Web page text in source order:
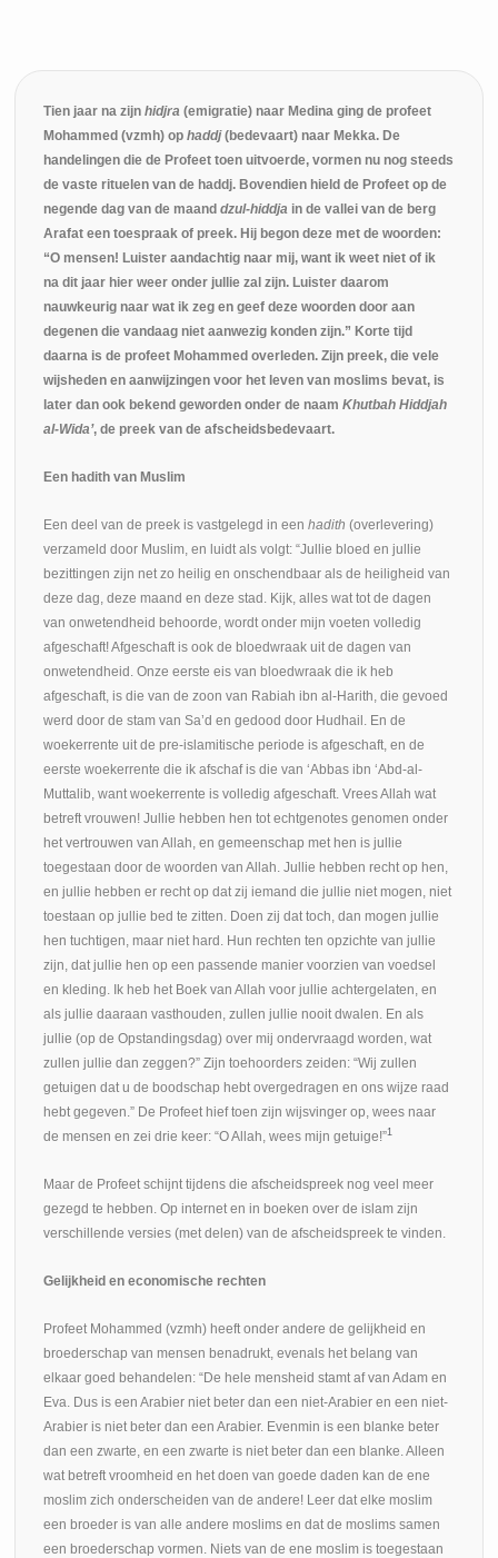
Tien jaar na zijnhidjra (emigratie) naar Medina ging de profeet
Mohammed (vzmh) ophaddj(bedevaart) naar Mekka. De
handelingen die de Profeet toen uitvoerde, vormen nu nog steeds
de vaste rituelen van de haddj. Bovendien hield de Profeet op de
negende dag van de maanddzul-hiddja in de vallei van de berg
Arafat een toespraak of preek. Hij begon deze met de woorden:
“O mensen! Luister aandachtig naar mij, want ik weet niet of ik
na dit jaar hier weer onder jullie zal zijn. Luister daarom
nauwkeurig naar wat ik zeg en geef deze woorden door aan
degenen die vandaag niet aanwezig konden zijn.” Korte tijd
daarna is de profeet Mohammed overleden. Zijn preek, die vele
wijsheden en aanwijzingen voor het leven van moslims bevat, is
later dan ook bekend geworden onder de naamKhutbah Hiddjah
al-Wida’, de preek van de afscheidsbedevaart.
Een hadith van Muslim
Een deel van de preek is vastgelegd in eenhadith (overlevering)
verzameld door Muslim, en luidt als volgt: “Jullie bloed en jullie
bezittingen zijn net zo heilig en onschendbaar als de heiligheid van
deze dag, deze maand en deze stad. Kijk, alles wat tot de dagen
van onwetendheid behoorde, wordt onder mijn voeten volledig
afgeschaft! Afgeschaft is ook de bloedwraak uit de dagen van
onwetendheid. Onze eerste eis van bloedwraak die ik heb
afgeschaft, is die van de zoon van Rabiah ibn al-Harith, die gevoed
werd door de stam van Sa’d en gedood door Hudhail. En de
woekerrente uit de pre-islamitische periode is afgeschaft, en de
eerste woekerrente die ik afschaf is die van ‘Abbas ibn ‘Abd-al-
Muttalib, want woekerrente is volledig afgeschaft. Vrees Allah wat
betreft vrouwen! Jullie hebben hen tot echtgenotes genomen onder
het vertrouwen van Allah, en gemeenschap met hen is jullie
toegestaan door de woorden van Allah. Jullie hebben recht op hen,
en jullie hebben er recht op dat zij iemand die jullie niet mogen, niet
toestaan op jullie bed te zitten. Doen zij dat toch, dan mogen jullie
hen tuchtigen, maar niet hard. Hun rechten ten opzichte van jullie
zijn, dat jullie hen op een passende manier voorzien van voedsel
en kleding. Ik heb het Boek van Allah voor jullie achtergelaten, en
als jullie daaraan vasthouden, zullen jullie nooit dwalen. En als
jullie (op de Opstandingsdag) over mij ondervraagd worden, wat
zullen jullie dan zeggen?” Zijn toehoorders zeiden: “Wij zullen
getuigen dat u de boodschap hebt overgedragen en ons wijze raad
hebt gegeven.” De Profeet hief toen zijn wijsvinger op, wees naar
de mensen en zei drie keer: “O Allah, wees mijn getuige!”1
Maar de Profeet schijnt tijdens die afscheidspreek nog veel meer
gezegd te hebben. Op internet en in boeken over de islam zijn
verschillende versies (met delen) van de afscheidspreek te vinden.
Gelijkheid en economische rechten
Profeet Mohammed (vzmh) heeft onder andere de gelijkheid en
broederschap van mensen benadrukt, evenals het belang van
elkaar goed behandelen: “De hele mensheid stamt af van Adam en
Eva. Dus is een Arabier niet beter dan een niet-Arabier en een niet-
Arabier is niet beter dan een Arabier. Evenmin is een blanke beter
dan een zwarte, en een zwarte is niet beter dan een blanke. Alleen
wat betreft vroomheid en het doen van goede daden kan de ene
moslim zich onderscheiden van de andere! Leer dat elke moslim
een broeder is van alle andere moslims en dat de moslims samen
een broederschap vormen. Niets van de ene moslim is toegestaan